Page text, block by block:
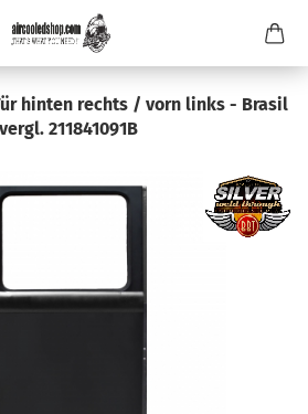
hinten rechts / vorn links - Brasil
211841091B